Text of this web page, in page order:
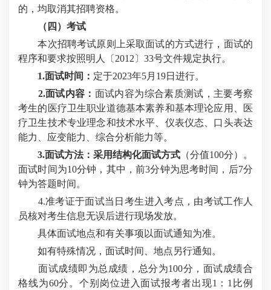
的，均取消其招聘资格。
（四）考试
本次招聘考试原则上采取面试的方式进行，面试的
程序和要求按照明人〔2012〕33号文件规定执行。
1.面试时间： 定于2023年5月19日进行。
2.面试内容： 面试内容为综合素质测试，主要考察
考生的医疗卫生职业道德基本素养和基本理论应用、医
疗卫生技术专业理念和技术水平、仪表仪态、口头表达
能力、应变能力、综合分析能力等。
3.面试方法： 采用结构化面试方式 （分值100分）。
面试时间为10分钟，其中，前3分钟为思考时间，后7分
钟为答题时间。
4.准考证于面试当日考生进入考点，由考试工作人
员核对考生信息无误后进行现场发放。
具体面试地点和有关事项以面试通知为准。
如有特殊情况，面试时间、地点另行通知。
面试成绩即为总成绩，总分为100分，面试成绩合
格线为60分。个别岗位进入面试报考者出现1：1比例